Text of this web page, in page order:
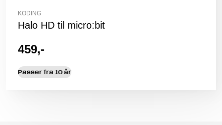
KODING
Halo HD til micro:bit
459,-
Passer fra 10 år